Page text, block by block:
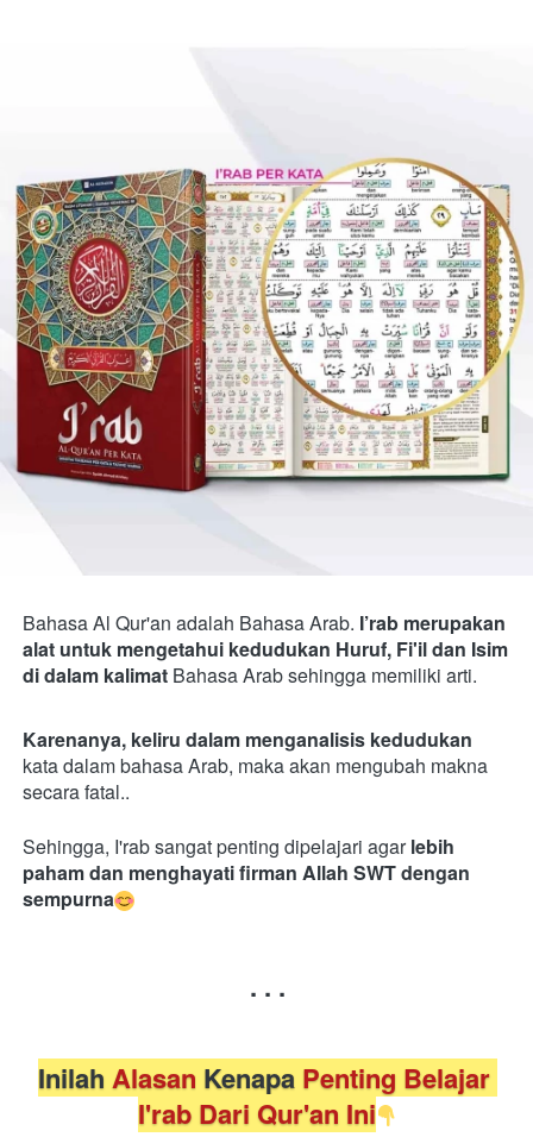
Bahasa Al Qur'an adalah Bahasa Arab. I’rab merupakan
alat untuk mengetahui kedudukan Huruf, Fi'il dan Isim
di dalam kalimat Bahasa Arab sehingga memiliki arti.
Karenanya, keliru dalam menganalisis kedudukan
kata dalam bahasa Arab, maka akan mengubah makna
secara fatal..
Sehingga, I'rab sangat penting dipelajari agar lebih
paham dan menghayati firman Allah SWT dengan
sempurna
. . .
Inilah Alasan Kenapa Penting Belajar
I'rab Dari Qur'an Ini